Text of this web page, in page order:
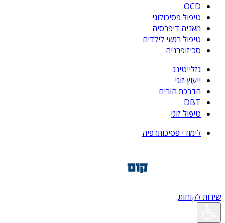
OCD
טיפול פסיכולוגי
מאניה דיפרסיה
טיפול רגשי לילדים
סכיזופרניה
גזלייטינג
ייעוץ זוגי
הדרכת הורים
DBT
טיפול זוגי
לימודי פסיכותרפיה
שירות לקוחות